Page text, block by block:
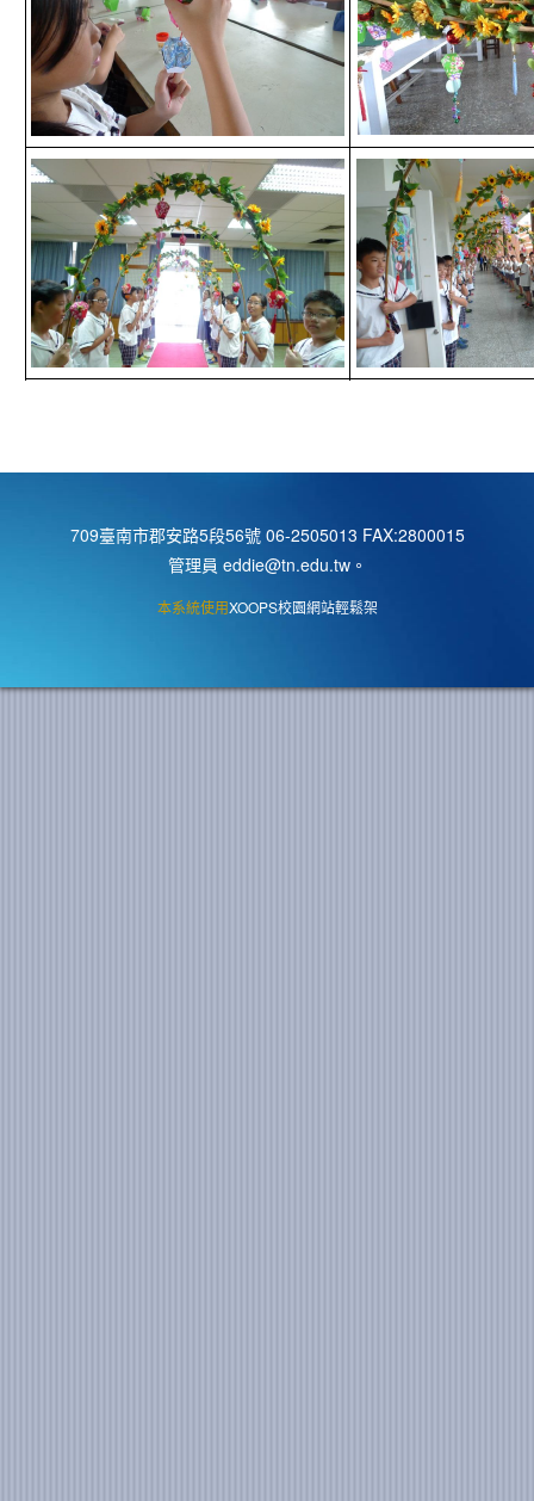
709臺南市郡安路5段56號 06-2505013 FAX:2800015
管理員 eddie@tn.edu.tw。
本系統使用XOOPS校園網站輕鬆架